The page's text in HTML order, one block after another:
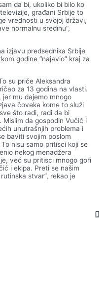
da bi, ukoliko bi bilo ko
građani Srbije to
vrednosti u svojoj državi,
normalnu sredinu”,
izjavu predsednika Srbije
godine “najavio” kraj za
su priče Aleksandra
za 13 godina na vlasti.
jer mu dajemo mnogo
čoveka kome to služi
što radi, radi da bi
da gospodin Vučić i
unutrašnjih problema i
baviti svojim poslom
nisu samo pritisci koji se
nekog menadžera
već su pritisci mnogo gori
i ekipa. Preti se našim
stvar”, rekao je